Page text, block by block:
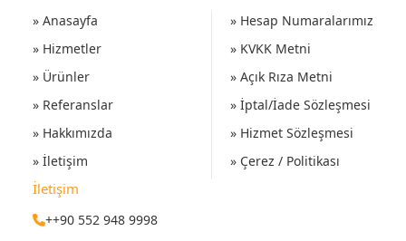
» Anasayfa
» Hizmetler
» Ürünler
» Referanslar
» Hakkımızda
» İletişim
» Hesap Numaralarımız
» KVKK Metni
» Açık Rıza Metni
» İptal/İade Sözleşmesi
» Hizmet Sözleşmesi
» Çerez / Politikası
İletişim
++90 552 948 9998